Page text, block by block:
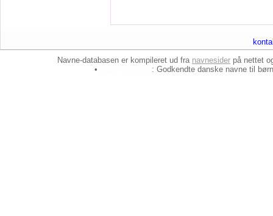
Navne-databasen er kompileret ud fra navnesider på nettet
•
: Godkendte danske navne til børn